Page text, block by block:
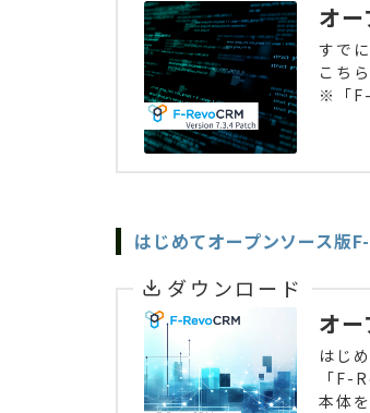
オ
すで
こち
※「
はじめてオープンソース版
ダウンロード
オ
はじ
「F-
本体